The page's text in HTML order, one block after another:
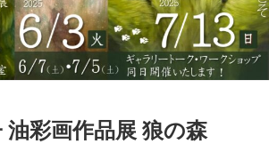
油彩画作品展 狼の森